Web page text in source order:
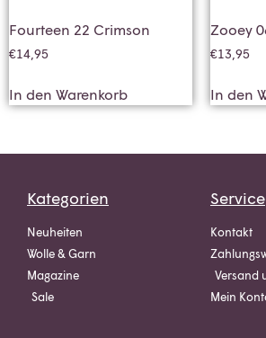
Fourteen 22 Crimson
€14,95
In den Warenkorb
Zooey
€13,95
In den
Kategorien
Neuheiten
Wolle & Garn
Magazine
Sale
Service
Kontakt
Versand
Mein